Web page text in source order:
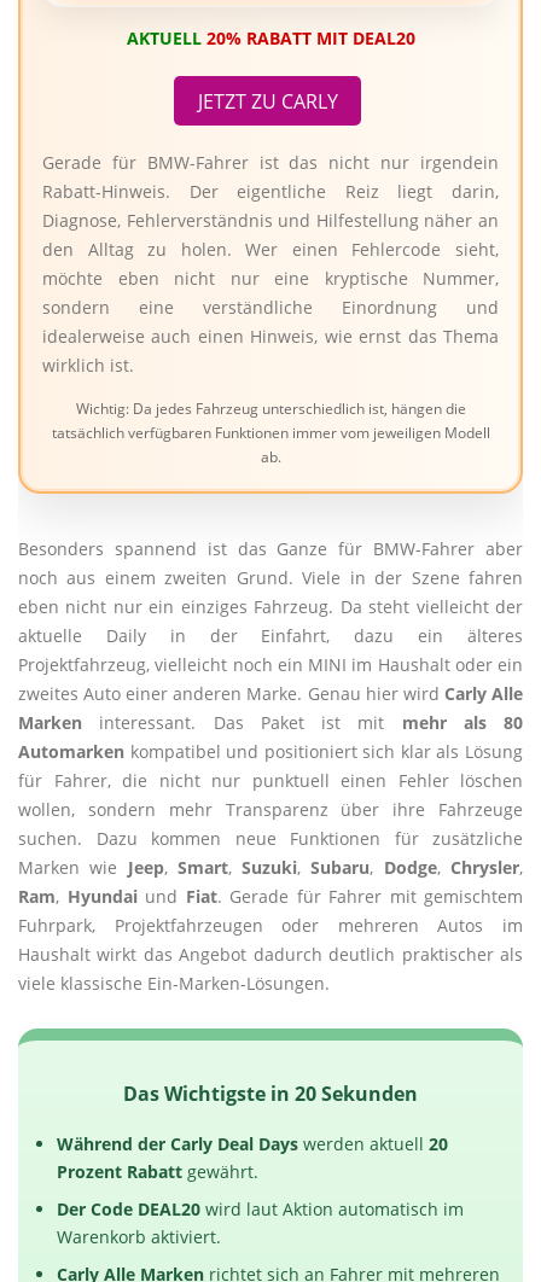
AKTUELL 20% RABATT MIT DEAL20
JETZT ZU CARLY
Gerade für BMW-Fahrer ist das nicht nur irgendein
Rabatt-Hinweis. Der eigentliche Reiz liegt darin,
Diagnose, Fehlerverständnis und Hilfestellung näher an
den Alltag zu holen. Wer einen Fehlercode sieht,
möchte eben nicht nur eine kryptische Nummer,
sondern eine verständliche Einordnung und
idealerweise auch einen Hinweis, wie ernst das Thema
wirklich ist.
Wichtig: Da jedes Fahrzeug unterschiedlich ist, hängen die
tatsächlich verfügbaren Funktionen immer vom jeweiligen Modell
ab.
Besonders spannend ist das Ganze für BMW-Fahrer aber
noch aus einem zweiten Grund. Viele in der Szene fahren
eben nicht nur ein einziges Fahrzeug. Da steht vielleicht der
aktuelle Daily in der Einfahrt, dazu ein älteres
Projektfahrzeug, vielleicht noch ein MINI im Haushalt oder ein
zweites Auto einer anderen Marke. Genau hier wird Carly Alle
Marken interessant. Das Paket ist mit mehr als 80
Automarken kompatibel und positioniert sich klar als Lösung
für Fahrer, die nicht nur punktuell einen Fehler löschen
wollen, sondern mehr Transparenz über ihre Fahrzeuge
suchen. Dazu kommen neue Funktionen für zusätzliche
Marken wie Jeep, Smart,Suzuki,Subaru, Dodge, Chrysler,
Ram, Hyundaiund Fiat. Gerade für Fahrer mit gemischtem
Fuhrpark, Projektfahrzeugen oder mehreren Autos im
Haushalt wirkt das Angebot dadurch deutlich praktischer als
viele klassische Ein-Marken-Lösungen.
Das Wichtigste in 20 Sekunden
Während der Carly Deal Days werden aktuell 20
Prozent Rabatt gewährt.
Der Code DEAL20 wird laut Aktion automatisch im
Warenkorb aktiviert.
Carly Alle Marken richtet sich an Fahrer mit mehreren